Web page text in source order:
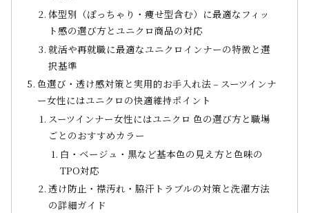
体型別（ぽっちゃり・痩せ型含む）に最適なフィッ
ト感の選び方とユニクロ商品の対応
就活や再就職に最適なユニクロインナーの特徴と選
択基準
色選び・透け感対策と実用的お手入れ法 – スーツインナ
ー女性にはユニクロの快適維持ポイント
スーツインナー女性にはユニクロ 色の選び方と職場
ごとのおすすめカラー
白・ベージュ・黒など基本色の見え方と色味の
TPO対応
透け防止・襟汚れ・脇汗トラブルの対策と洗濯方法
の詳細ガイド